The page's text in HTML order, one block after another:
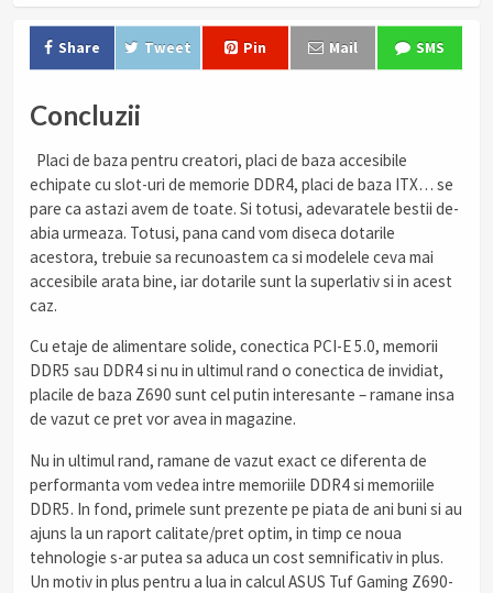
Share Tweet Pin Mail SMS
Concluzii
Placi de baza pentru creatori, placi de baza accesibile
echipate cu slot-uri de memorie DDR4, placi de baza ITX… se
pare ca astazi avem de toate. Si totusi, adevaratele bestii de-
abia urmeaza. Totusi, pana cand vom diseca dotarile
acestora, trebuie sa recunoastem ca si modelele ceva mai
accesibile arata bine, iar dotarile sunt la superlativ si in acest
caz.
Cu etaje de alimentare solide, conectica PCI-E 5.0, memorii
DDR5 sau DDR4 si nu in ultimul rand o conectica de invidiat,
placile de baza Z690 sunt cel putin interesante – ramane insa
de vazut ce pret vor avea in magazine.
Nu in ultimul rand, ramane de vazut exact ce diferenta de
performanta vom vedea intre memoriile DDR4 si memoriile
DDR5. In fond, primele sunt prezente pe piata de ani buni si au
ajuns la un raport calitate/pret optim, in timp ce noua
tehnologie s-ar putea sa aduca un cost semnificativ in plus.
Un motiv in plus pentru a lua in calcul ASUS Tuf Gaming Z690-